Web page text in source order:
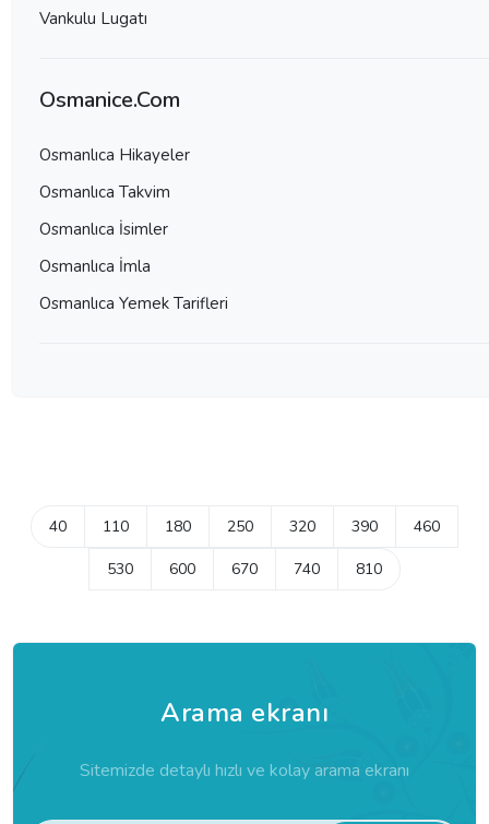
Vankulu Lugatı
Osmanice.Com
Osmanlıca Hikayeler
Osmanlıca Takvim
Osmanlıca İsimler
Osmanlıca İmla
Osmanlıca Yemek Tarifleri
40 110 180 250 320 390 460
530 600 670 740 810
Arama ekranı
Sitemizde detaylı hızlı ve kolay arama ekranı